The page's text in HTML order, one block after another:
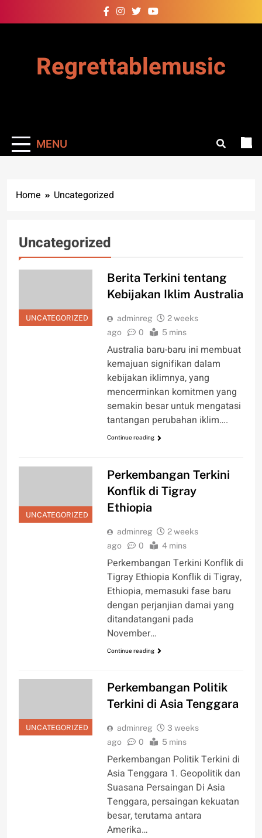
to
Regrettablemusic
MENU
Home Uncategorized
Uncategorized
UNCATEGORIZED
Berita Terkini tentang
Kebijakan Iklim Australia
adminreg
2 weeks
ago
0 5 mins
Australia baru-baru ini membuat
kemajuan signifikan dalam
kebijakan iklimnya, yang
mencerminkan komitmen yang
semakin besar untuk mengatasi
tantangan perubahan iklim….
Continue reading
UNCATEGORIZED
Perkembangan Terkini
Konflik di Tigray
Ethiopia
adminreg
2 weeks
ago
0 4 mins
Perkembangan Terkini Konflik di
Tigray Ethiopia Konflik di Tigray,
Ethiopia, memasuki fase baru
dengan perjanjian damai yang
ditandatangani pada
November…
Continue reading
UNCATEGORIZED
Perkembangan Politik
Terkini di Asia Tenggara
adminreg
3 weeks
ago
0 5 mins
Perkembangan Politik Terkini di
Asia Tenggara 1. Geopolitik dan
Suasana Persaingan Di Asia
Tenggara, persaingan kekuatan
besar, terutama antara
Amerika…